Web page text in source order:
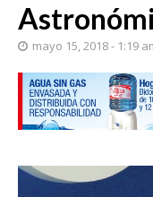
mayo 15, 2018 - 1:19